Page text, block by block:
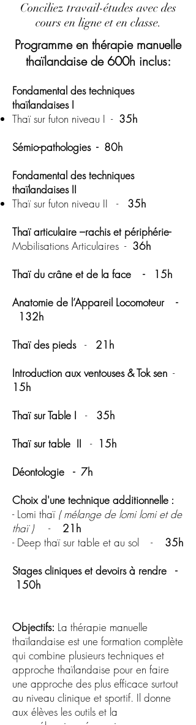
Conciliez travail-études avec des
cours en ligne et en classe.
Programme en thérapie manuelle
thaïlandaise de 600h inclus:
Fondamental des techniques
thaïlandaises I
Thaï sur futon niveau I - 35h
Sémio-pathologies - 80h
Fondamental des techniques
thaïlandaises II
Thaï sur futon niveau II - 35h
Thaï articulaire –rachis et périphérie-
Mobilisations Articulaires - 36h
Thaï du crâne et de la face - 15h
Anatomie de l’Appareil Locomoteur​ -
132h
Thaï des pieds - 21h
Introduction aux ventouses & Tok sen ​ -
15h
Thaï sur Table I - 35h
Thaï sur table II - 15h
Déontologie​ - 7h
Choix d'une technique additionnelle :
- Lomi thaï ( mélange de lomi lomi et de
thaï )- 21h
- Deep thaï sur table et au sol - 35h
Stages cliniques et devoirs à rendre -
150h
Objectifs: La thérapie manuelle
thaïlandaise est une formation complète
qui combine plusieurs techniques et
approche thaïlandaise pour en faire
une approche des plus efficace surtout
au niveau clinique et sportif. Il donne
aux élèves les outils et la